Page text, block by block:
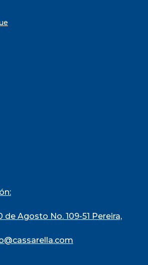
de Agosto No. 109-51 Pereira,